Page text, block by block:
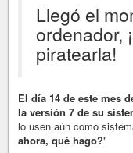
Llegó el
ordenador,
piratearla!
El día 14 de este mes
la versión 7 de su
lo usen aún como
ahora, qué hago?"